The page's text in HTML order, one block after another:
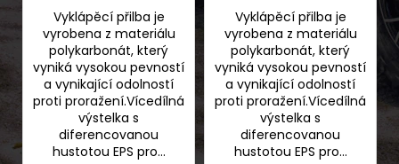
Vyklápěcí přilba je
vyrobena z materiálu
polykarbonát, který
vyniká vysokou pevností
a vynikající odolností
proti proražení.Vícedílná
výstelka s
diferencovanou
hustotou EPS pro...
Vyklápěcí přilba je
vyrobena z materiálu
polykarbonát, který
vyniká vysokou pevností
a vynikající odolností
proti proražení.Vícedílná
výstelka s
diferencovanou
hustotou EPS pro...